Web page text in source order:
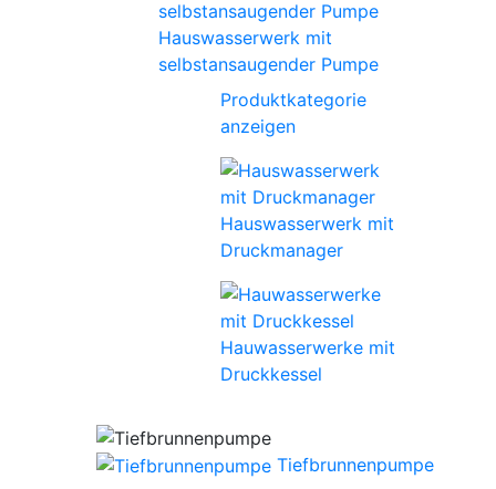
Hauswasserwerk mit
selbstansaugender Pumpe
Produktkategorie
anzeigen
Hauswasserwerk mit
Druckmanager
Hauwasserwerke mit
Druckkessel
Tiefbrunnenpumpe